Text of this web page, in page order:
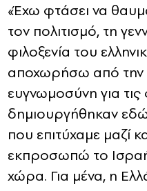
«Έχω φτάσει να
τον πολιτισμό, τη
φιλοξενία του
αποχωρήσω από την
ευγνωμοσύνη για τις
δημιουργήθηκαν
που επιτύχαμε μαζί
εκπροσωπώ το
χώρα. Για μένα, η